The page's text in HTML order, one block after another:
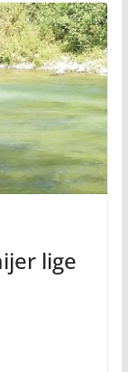
lige